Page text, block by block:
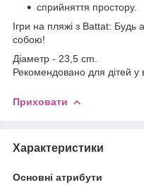
сприйняття простору.
Ігри на пляжі з Battat:
собою!
Діаметр - 23,5 cm.
Рекомендовано для дітей у
Приховати
Характеристики
Основні атрибути